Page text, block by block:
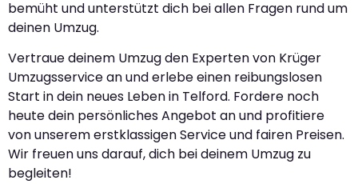
bemüht und unterstützt dich bei allen Fragen rund um
deinen Umzug.
Vertraue deinem Umzug den Experten von Krüger
Umzugsservice an und erlebe einen reibungslosen
Start in dein neues Leben in Telford. Fordere noch
heute dein persönliches Angebot an und profitiere
von unserem erstklassigen Service und fairen Preisen.
Wir freuen uns darauf, dich bei deinem Umzug zu
begleiten!